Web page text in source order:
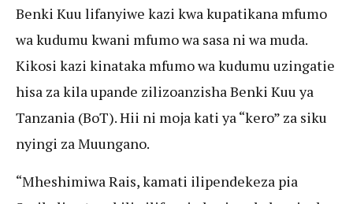
Benki Kuu lifanyiwe kazi kwa kupatikana mfumo
wa kudumu kwani mfumo wa sasa ni wa muda.
Kikosi kazi kinataka mfumo wa kudumu uzingatie
hisa za kila upande zilizoanzisha Benki Kuu ya
Tanzania (BoT). Hii ni moja kati ya “kero” za siku
nyingi za Muungano.
“Mheshimiwa Rais, kamati ilipendekeza pia